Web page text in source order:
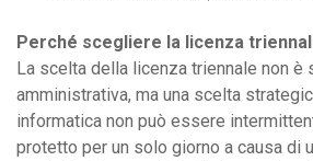
Perché scegliere la licenza
La scelta della licenza triennale non è
amministrativa, ma una scelta
informatica non può essere
protetto per un solo giorno a causa di